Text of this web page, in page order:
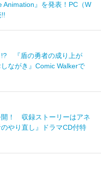
Animation』を発表！PC（W
!? 『盾の勇者の成り上が
ながき』Comic Walkerで
開！ 収録ストーリーはアネ
やり直し』ドラマCD付特